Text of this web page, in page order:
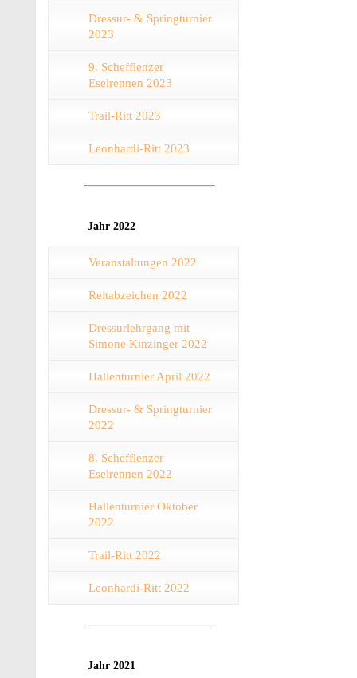
Dressur- & Springturnier
2023
9. Schefflenzer
Eselrennen 2023
Trail-Ritt 2023
Leonhardi-Ritt 2023
Jahr 2022
Veranstaltungen 2022
Reitabzeichen 2022
Dressurlehrgang mit
Simone Kinzinger 2022
Hallenturnier April 2022
Dressur- & Springturnier
2022
8. Schefflenzer
Eselrennen 2022
Hallenturnier Oktober
2022
Trail-Ritt 2022
Leonhardi-Ritt 2022
Jahr 2021